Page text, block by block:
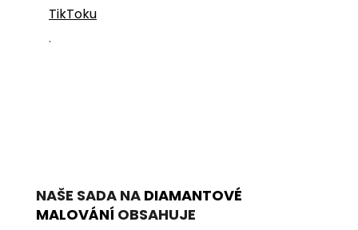
TikToku
.
NAŠE SADA NA DIAMANTOVÉ
MALOVÁNÍ OBSAHUJE